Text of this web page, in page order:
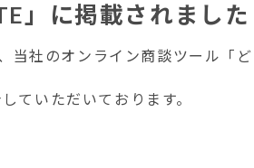
」に掲載されました
当社のオンライン商談ツール「
ていただいております。